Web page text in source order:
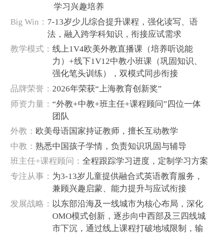
学习兴趣培养
Big Win： 7-13岁少儿综合提升课程，强化读写、语
法，融入跨学科知识，衔接应试需求
‌教学模式‌： 线上1V4欧美外教直播课（培养听说能
力）+线下1V12中教小班课（巩固知识、
强化笔头训练），双模式同步衔接
‌品牌荣誉‌： 2026年荣获“上海教育创新奖”
‌师资力量‌： “外教+中教+班主任+课程顾问”四位一体
团队
外教： 欧美母语国家持证教师，擅长互动教学
中教： 熟悉中国孩子学情，负责知识巩固与辅导
班主任+课程顾问： 全程跟踪学习进度，定制学习方案
‌专注从事‌： 为3-13岁儿童提供融合式英语教育服务，
兼顾兴趣启蒙、能力提升与应试衔接
‌发展战略‌： 以东部沿海及一线城市为核心布局，深化
OMO模式创新，逐步向中西部及三四线城
市下沉，通过线上课程打破地域限制，输